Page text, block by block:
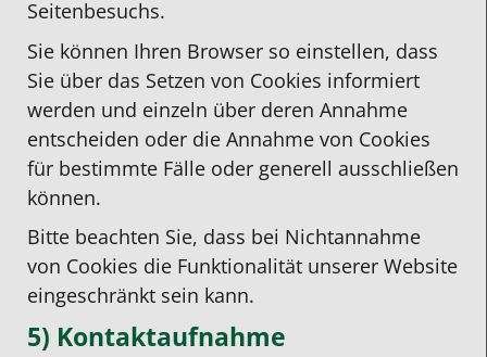
Seitenbesuchs.
Sie können Ihren Browser so einstellen, dass
Sie über das Setzen von Cookies informiert
werden und einzeln über deren Annahme
entscheiden oder die Annahme von Cookies
für bestimmte Fälle oder generell ausschließen
können.
Bitte beachten Sie, dass bei Nichtannahme
von Cookies die Funktionalität unserer Website
eingeschränkt sein kann.
5) Kontaktaufnahme